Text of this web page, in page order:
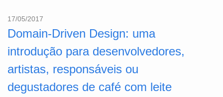
17/05/2017
Domain-Driven Design: uma
introdução para desenvolvedores,
artistas, responsáveis ou
degustadores de café com leite